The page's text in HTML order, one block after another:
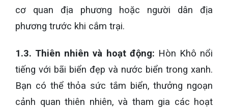
cơ quan địa phương hoặc người dân địa
phương trước khi cắm trại.
1.3. Thiên nhiên và hoạt động: Hòn Khô nổi
tiếng với bãi biển đẹp và nước biển trong xanh.
Bạn có thể thỏa sức tắm biển, thưởng ngoạn
cảnh quan thiên nhiên, và tham gia các hoạt